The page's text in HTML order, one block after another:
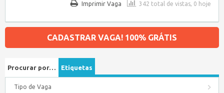
342 total de vistas, 0 hoje
Imprimir Vaga
CADASTRAR VAGA! 100% GRÁTIS
Procurar por… Etiquetas
Tipo de Vaga